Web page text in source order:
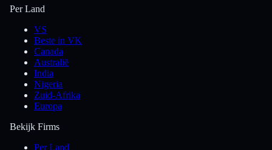
Per Land
VS
Beste in VK
Canada
Australië
India
Nigeria
Zuid-Afrika
Europa
Bekijk Firms
Per Land